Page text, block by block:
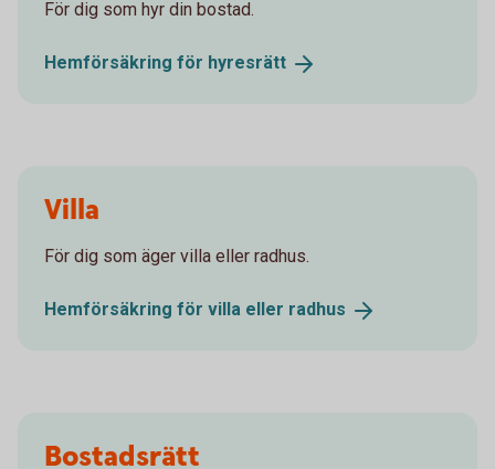
För dig som hyr din bostad.
Hemförsäkring för hyresrätt
Villa
För dig som äger villa eller radhus.
Hemförsäkring för villa eller radhus
Bostadsrätt